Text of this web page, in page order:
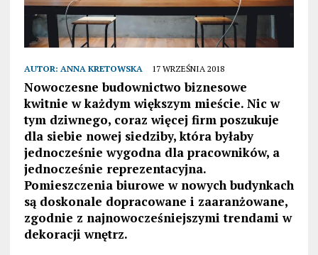
AUTOR: ANNA KRETOWSKA 17 WRZEŚNIA 2018
Nowoczesne budownictwo biznesowe
kwitnie w każdym większym mieście. Nic w
tym dziwnego, coraz więcej firm poszukuje
dla siebie nowej siedziby, która byłaby
jednocześnie wygodna dla pracowników, a
jednocześnie reprezentacyjna.
Pomieszczenia biurowe w nowych budynkach
są doskonale dopracowane i zaaranżowane,
zgodnie z najnowocześniejszymi trendami w
dekoracji wnętrz.